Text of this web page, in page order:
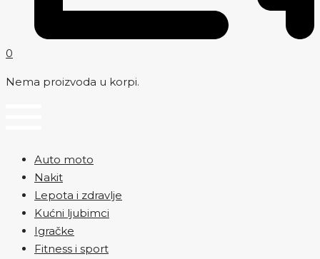
0
Nema proizvoda u korpi.
Auto moto
Nakit
Lepota i zdravlje
Kućni ljubimci
Igračke
Fitness i sport